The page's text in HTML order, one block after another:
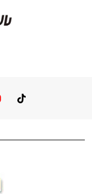
You TubeTikTok